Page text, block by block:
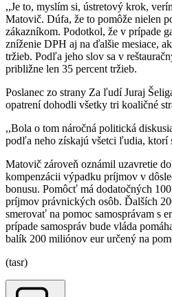
,,Je to, myslím si, ústretový krok,
Matovič. Dúfa, že to pomôže nielen
zákazníkom. Podotkol, že v prípade
zníženie DPH aj na ďalšie mesiace,
tržieb. Podľa jeho slov sa v
približne len 35 percent tržieb.
Poslanec zo strany Za ľudí Juraj
opatrení dohodli všetky tri koaličné
,,Bola o tom náročná politická
podľa neho získajú všetci ľudia, ktorí
Matovič zároveň oznámil uzavretie
kompenzácii výpadku príjmov v
bonusu. Pomôcť má dodatočných
príjmov právnických osôb. Ďalších
smerovať na pomoc samosprávam s
prípade samospráv bude vláda
balík 200 miliónov eur určený na
(tasr)